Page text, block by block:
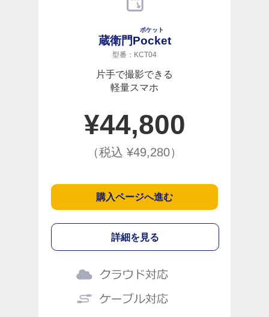
蔵衛門Pocket
ポケット
型番：KCT04
片手で撮影できる
軽量スマホ
¥44,800
（税込 ¥49,280）
購入ページへ進む
詳細を見る